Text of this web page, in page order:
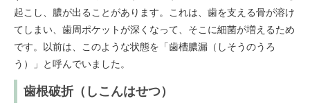
起こし、膿が出ることがあります。これは、歯を支える骨が溶け
てしまい、歯周ポケットが深くなって、そこに細菌が増えるため
です。以前は、このような状態を「歯槽膿漏（しそうのうろ
う）」と呼んでいました。
歯根破折（しこんはせつ）